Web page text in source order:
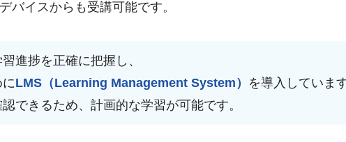
バイスからも受講可能です。
進捗を正確に把握し、
LMS（Learning Management System） を導入していま
できるため、計画的な学習が可能です。